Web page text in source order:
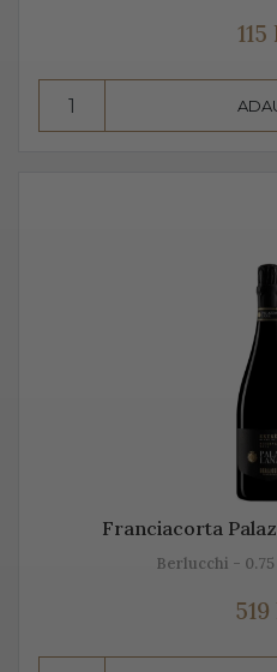
ușoare, parfumate. De
pare dulce. Alege Extra Dry
pe care îl poate oferi între
Franciacorta
Berlucchi -